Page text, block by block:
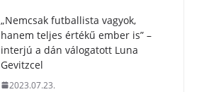
„Nemcsak futballista vagyok,
hanem teljes értékű ember is” –
interjú a dán válogatott Luna
Gevitzcel
2023.07.23.